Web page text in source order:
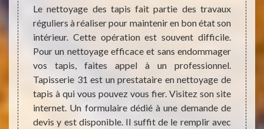
pour
le
et
les
Le nettoyage des tapis fait partie des travaux
réguliers à réaliser pour maintenir en bon état son
intérieur. Cette opération est souvent difficile.
Pour un nettoyage efficace et sans endommager
vos tapis, faites appel à un professionnel.
Tapisserie 31 est un prestataire en nettoyage de
tapis à qui vous pouvez vous fier. Visitez son site
internet. Un formulaire dédié à une demande de
devis y est disponible. Il suffit de le remplir avec
Les
état.
soit